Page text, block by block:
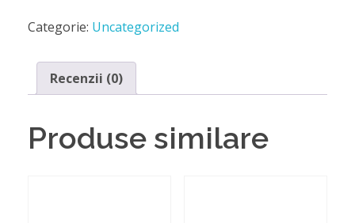
Categorie: Uncategorized
Recenzii (0)
Produse similare